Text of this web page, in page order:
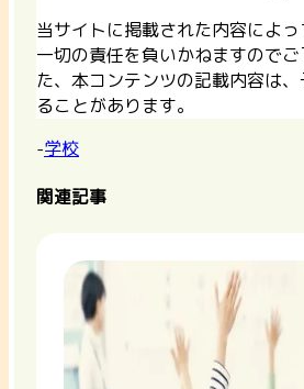
当サイトに掲載された内容によ
一切の責任を負いかねますので
た、本コンテンツの記載内容は
ることがあります。
-学校
関連記事